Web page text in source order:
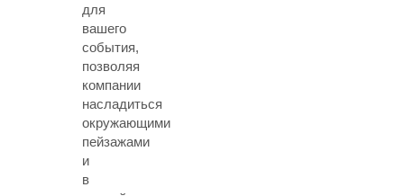
для
вашего
события,
позволяя
компании
насладиться
окружающими
пейзажами
и
в